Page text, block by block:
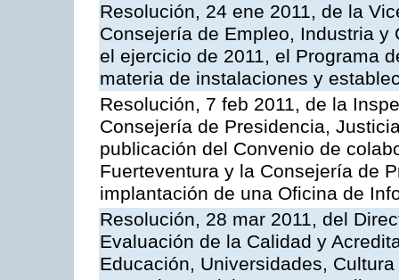
Resolución, 24 ene 2011, de la
Consejería de Empleo, Industria
el ejercicio de 2011, el Programa
materia de instalaciones y
Resolución, 7 feb 2011, de la
Consejería de Presidencia,
publicación del Convenio de
Fuerteventura y la Consejería de
implantación de una Oficina de
Resolución, 28 mar 2011, del
Evaluación de la Calidad y
Educación, Universidades,